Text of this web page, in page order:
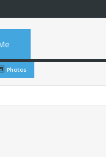
Photos